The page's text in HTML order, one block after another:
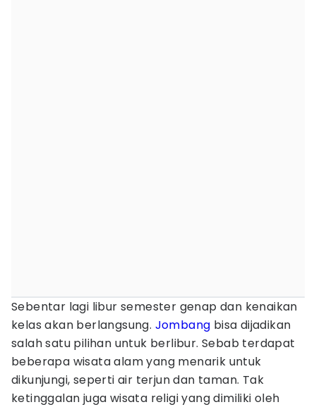
Sebentar lagi libur semester genap dan kenaikan
kelas akan berlangsung. Jombang bisa dijadikan
salah satu pilihan untuk berlibur. Sebab terdapat
beberapa wisata alam yang menarik untuk
dikunjungi, seperti air terjun dan taman. Tak
ketinggalan juga wisata religi yang dimiliki oleh